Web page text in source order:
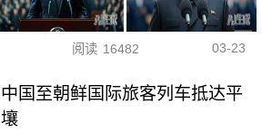
阅读 16482 03-23
中国至朝鲜国际旅客列车抵达平
壤